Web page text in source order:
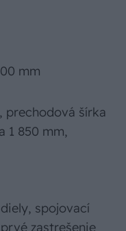
mm
prechodová šírka
1 850 mm,
spojovací
zastrešenie